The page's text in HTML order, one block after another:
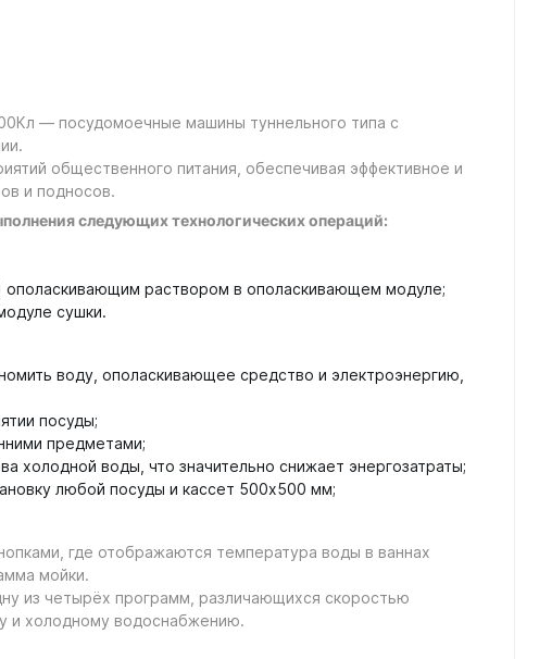
— посудомоечные машины туннельного типа с
общественного питания, обеспечивая эффективное и
и подносов.
следующих технологических операций:
ополаскивающим раствором в ополаскивающем модуле;
сушки.
воду, ополаскивающее средство и электроэнергию,
посуды;
предметами;
холодной воды, что значительно снижает энергозатраты;
любой посуды и кассет 500х500 мм;
где отображаются температура воды в ваннах
мойки.
из четырёх программ, различающихся скоростью
и холодному водоснабжению.